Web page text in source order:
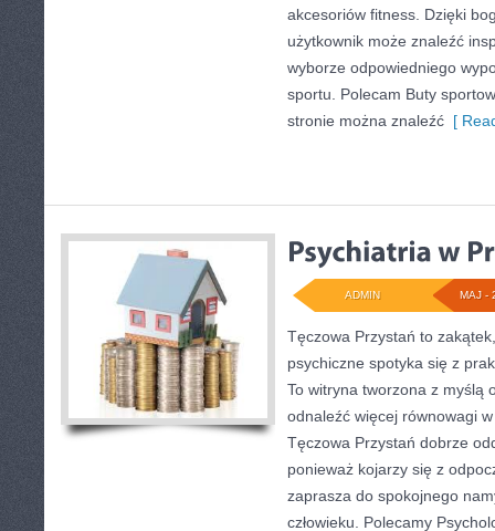
akcesoriów fitness. Dzięki
użytkownik może znaleźć
wyborze odpowiedniego
sportu. Polecam Buty
stronie można znaleźć [
MAJ -
ADMIN
Tęczowa Przystań to
psychiczne spotyka się z
To witryna tworzona z myślą
odnaleźć więcej równowagi
Tęczowa Przystań dobrze
ponieważ kojarzy się z
zaprasza do spokojnego
człowieku. Polecamy